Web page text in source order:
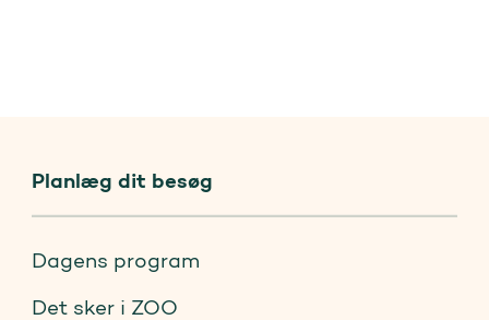
Planlæg dit besøg
Dagens program
Det sker i ZOO